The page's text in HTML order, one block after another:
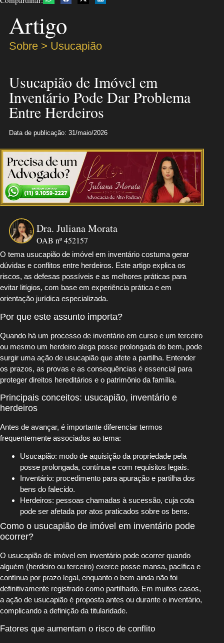
Artigo
Sobre > Usucapião
Usucapião de Imóvel em
Inventário Pode Dar Problema
Entre Herdeiros
Data de publicação: 31/maio/2026
Dra. Juliana Morata
OAB nº 452157
O tema usucapião de imóvel em inventário costuma gerar
dúvidas e conflitos entre herdeiros. Este artigo explica os
riscos, as defesas possíveis e as melhores práticas para
evitar litígios, com base em experiência prática e em
orientação jurídica especializada.
Por que este assunto importa?
Quando há um processo de inventário em curso e um terceiro
ou mesmo um herdeiro alega posse prolongada do bem, pode
surgir uma ação de usucapião que afete a partilha. Entender
os prazos, as provas e as consequências é essencial para
proteger direitos hereditários e o patrimônio da família.
Principais conceitos: usucapião, inventário e
herdeiros
Antes de avançar, é importante diferenciar termos
frequentemente associados ao tema:
Usucapião: modo de aquisição da propriedade pela
posse prolongada, contínua e com requisitos legais.
Inventário: procedimento para apuração e partilha dos
bens do falecido.
Herdeiros: pessoas chamadas à sucessão, cuja cota
pode ser afetada por atos praticados sobre os bens.
Como o usucapião de imóvel em inventário pode
ocorrer?
O usucapião de imóvel em inventário pode ocorrer quando
alguém (herdeiro ou terceiro) exerce posse mansa, pacífica e
contínua por prazo legal, enquanto o bem ainda não foi
definitivamente registrado como partilhado. Em muitos casos,
a ação de usucapião é proposta antes ou durante o inventário,
complicando a definição da titularidade.
Fatores que aumentam o risco de conflito